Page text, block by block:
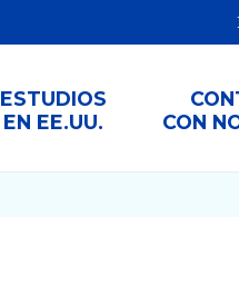
ESTUDIOS
EN EE.UU.
CON